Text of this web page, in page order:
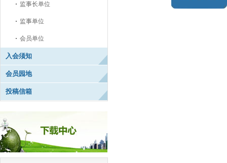
监事长单位
监事单位
会员单位
入会须知
会员园地
投稿信箱